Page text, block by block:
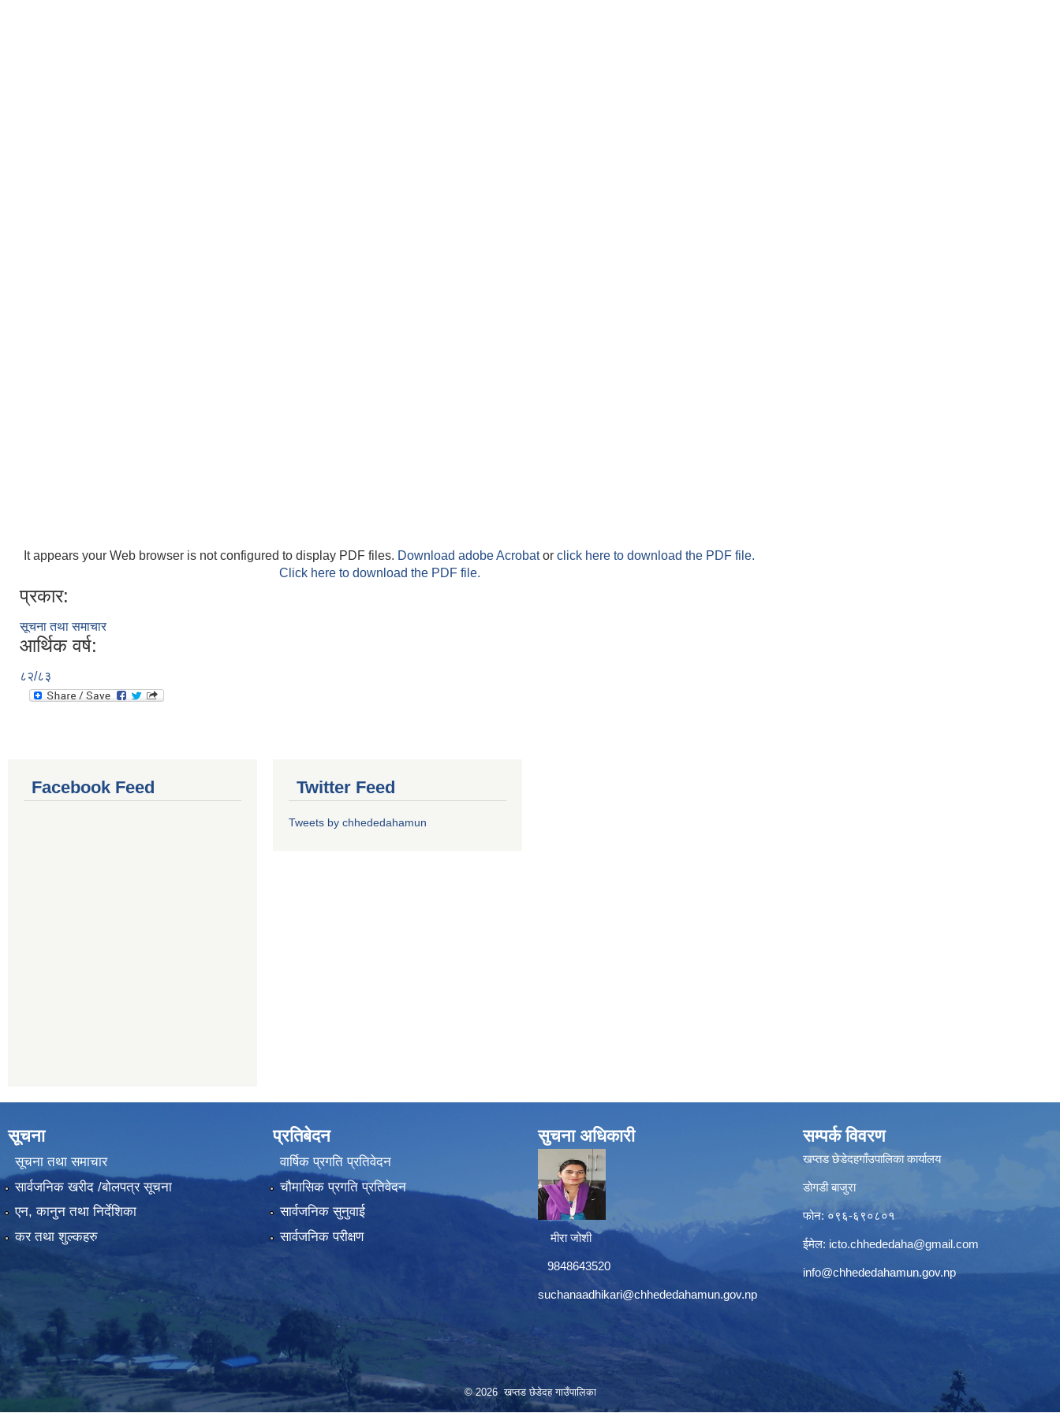
It appears your Web browser is not configured to display PDF files. Download adobe Acrobator click here to download the PDF file.
Click here to download the PDF file.
प्रकार:
सूचना तथा समाचार
आर्थिक वर्ष:
८२/८३
Facebook Feed Twitter Feed
Tweets by chhededahamun
सूचना
सूचना तथा समाचार
सार्वजनिक खरीद /बोलपत्र सूचना
एन, कानुन तथा निर्देशिका
कर तथा शुल्कहरु
प्रतिबेदन
वार्षिक प्रगति प्रतिवेदन
चौमासिक प्रगति प्रतिवेदन
सार्वजनिक सुनुवाई
सार्वजनिक परीक्षण
सुचना अधिकारी
मीरा जोशी
9848643520
suchanaadhikari@chhededahamun.gov.np
सम्पर्क विवरण
खप्तड छेडेदहगाँउपालिका कार्यालय
डोगडी बाजुरा
फोन: ०९६-६९०८०१
ईमेल: icto.chhededaha@gmail.com
info@chhededahamun.gov.np
© 2026 खप्तड छेडेदह गाउँपालिका